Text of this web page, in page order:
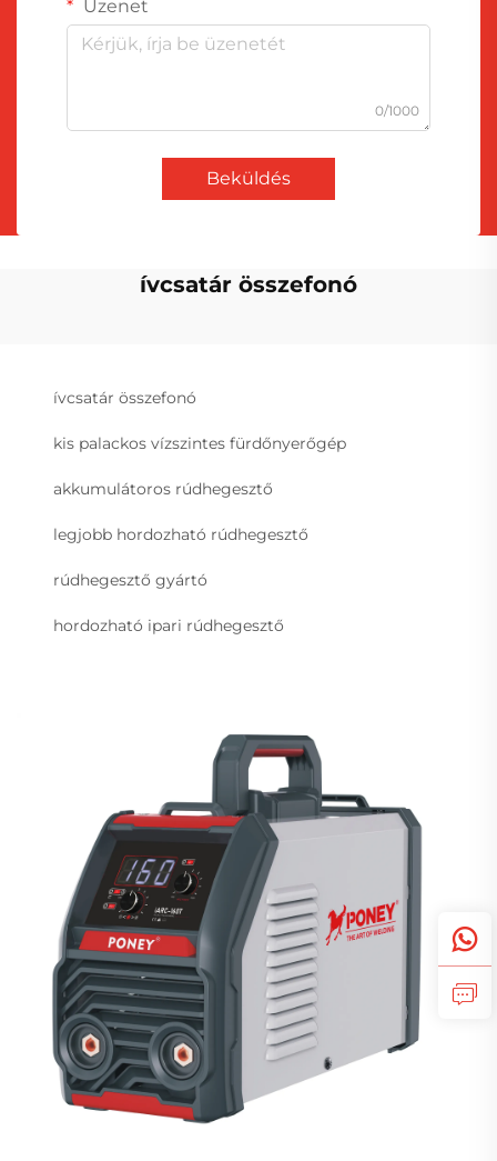
Üzenet
0/1000
Beküldés
ívcsatár összefonó
ívcsatár összefonó
kis palackos vízszintes fürdőnyerőgép
akkumulátoros rúdhegesztő
legjobb hordozható rúdhegesztő
rúdhegesztő gyártó
hordozható ipari rúdhegesztő